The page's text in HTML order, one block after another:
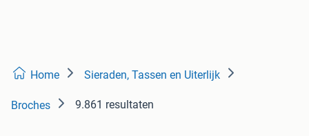
Home Sieraden, Tassen en Uiterlijk
Broches 9.861 resultaten